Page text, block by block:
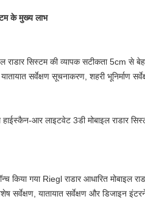
के मुख्य लाभ
राडार सिस्टम की व्यापक सटीकता 5cm से
सर्वेक्षण सूचनाकरण, शहरी भूनिर्माण
हाईस्कैन-आर लाइटवेट 3डी मोबाइल
किया गया Riegl राडार आधारित मोबाइल
सर्वेक्षण, यातायात सर्वेक्षण और डिजाइन